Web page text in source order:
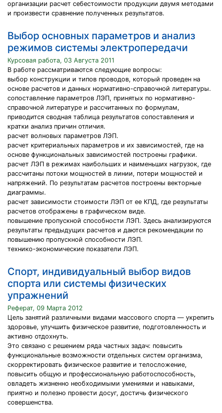
организации расчет себестоимости продукции двумя методами
и произвести сравнение полученных результатов.
Выбор основных параметров и анализ
режимов системы электропередачи
Курсовая работа, 03 Августа 2011
В работе рассматриваются следующие вопросы:
выбор конструкции и типов проводов, который проведен на
основе расчетов и данных нормативно-справочной литературы.
сопоставление параметров ЛЭП, принятых по нормативно-
справочной литературе и рассчитанных по формулам,
приводится сводная таблица результатов сопоставления и
кратки анализ причин отличия.
расчет волновых параметров ЛЭП.
расчет критериальных параметров и их зависимостей, где на
основе функциональных зависимостей построены графики.
расчет ЛЭП в режимах наибольших и наименьших нагрузок, где
рассчитаны потоки мощностей в линии, потери мощностей и
напряжений. По результатам расчетов построены векторные
диаграммы.
расчет зависимости стоимости ЛЭП от ее КПД, где результаты
расчетов отображены в графическом виде.
повышение пропускной способности ЛЭП. Здесь анализируются
результаты предыдущих расчетов и даются рекомендации по
повышению пропускной способности ЛЭП.
технико-экономические показатели ЛЭП.
Спорт, индивидуальный выбор видов
спорта или системы физических
упражнений
Реферат, 09 Марта 2012
Цель занятий различными видами массового спорта — укрепить
здоровье, улучшить физическое развитие, подготовленность и
активно отдохнуть.
Это связано с решением ряда частных задач: повысить
функциональные возможности отдельных систем организма,
скорректировать физическое развитие и телосложение,
повысить общую и профессиональную работоспособность,
овладеть жизненно необходимыми умениями и навыками,
приятно и полезно провести досуг, достичь физического
совершенства.